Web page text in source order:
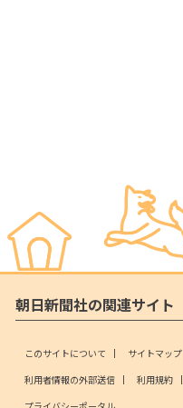
朝日新聞社の関連サイト
このサイトについて サイトマップ
利用者情報の外部送信
利用規約